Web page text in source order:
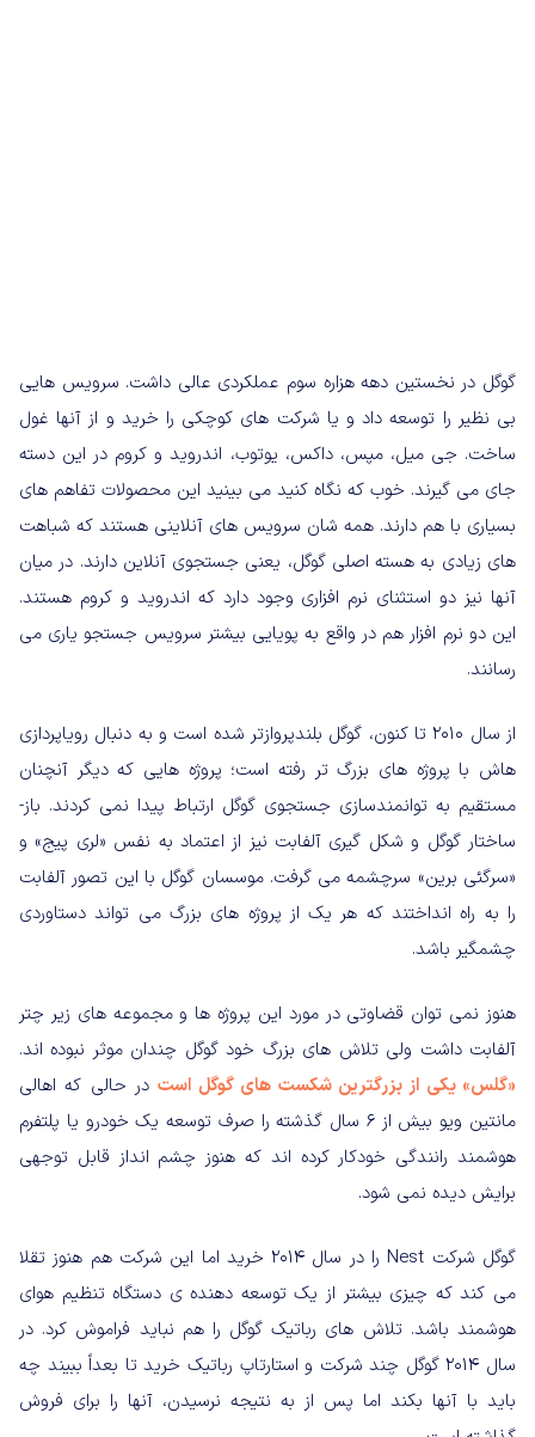
گوگل در نخستین دهه هزاره سوم عملکردی عالی داشت. سرویس هایی
بی نظیر را توسعه داد و یا شرکت های کوچکی را خرید و از آنها غول
ساخت. جی میل، مپس، داکس، یوتوب، اندروید و کروم در این دسته
جای می گیرند. خوب که نگاه کنید می بینید این محصولات تفاهم های
بسیاری با هم دارند. همه شان سرویس های آنلاینی هستند که شباهت
های زیادی به هسته اصلی گوگل، یعنی جستجوی آنلاین دارند. در میان
آنها نیز دو استثنای نرم افزاری وجود دارد که اندروید و کروم هستند.
این دو نرم افزار هم در واقع به پویایی بیشتر سرویس جستجو یاری می
رسانند.
از سال ۲۰۱۰ تا کنون، گوگل بلندپروازتر شده است و به دنبال رویاپردازی
هاش با پروژه های بزرگ تر رفته است؛ پروژه هایی که دیگر آنچنان
مستقیم به توانمندسازی جستجوی گوگل ارتباط پیدا نمی کردند. باز-
ساختار گوگل و شکل گیری آلفابت نیز از اعتماد به نفس «لری پیج» و
«سرگئی برین» سرچشمه می گرفت. موسسان گوگل با این تصور آلفابت
را به راه انداختند که هر یک از پروژه های بزرگ می تواند دستاوردی
چشمگیر باشد.
هنوز نمی توان قضاوتی در مورد این پروژه ها و مجموعه های زیر چتر
آلفابت داشت ولی تلاش های بزرگ خود گوگل چندان موثر نبوده اند.
«گلس» یکی از بزرگترین شکست های گوگل استدر حالی که اهالی
مانتین ویو بیش از ۶ سال گذشته را صرف توسعه یک خودرو یا پلتفرم
هوشمند رانندگی خودکار کرده اند که هنوز چشم انداز قابل توجهی
برایش دیده نمی شود.
گوگل شرکت Nest را در سال ۲۰۱۴ خرید اما این شرکت هم هنوز تقلا
می کند که چیزی بیشتر از یک توسعه دهنده ی دستگاه تنظیم هوای
هوشمند باشد. تلاش های رباتیک گوگل را هم نباید فراموش کرد. در
سال ۲۰۱۴ گوگل چند شرکت و استارتاپ رباتیک خرید تا بعداً ببیند چه
باید با آنها بکند اما پس از به نتیجه نرسیدن، آنها را برای فروش